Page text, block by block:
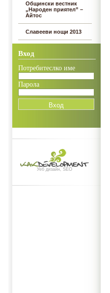
Общински вестник
„Народен приятел” –
Айтос
Славееви нощи 2013
Вход
Потребитеслко име
Парола
Уеб дизайн, SEO